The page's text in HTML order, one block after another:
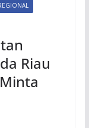
Riau